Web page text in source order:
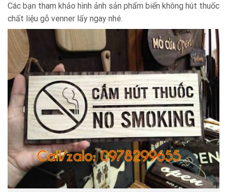
Các bạn tham khảo hình ảnh sản phẩm biển không hút thuốc
chất liệu gỗ venner lấy ngay nhé.